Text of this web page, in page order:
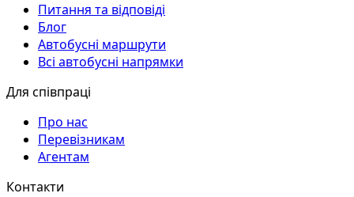
Питання та відповіді
Блог
Автобусні маршрути
Всі автобусні напрямки
Для співпраці
Про нас
Перевізникам
Агентам
Контакти